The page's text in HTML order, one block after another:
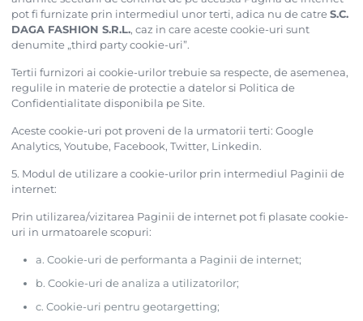
pot fi furnizate prin intermediul unor terti, adica nu de catreS.C.
DAGA FASHION S.R.L., caz in care aceste cookie-uri sunt
denumite „third party cookie-uri”.
Tertii furnizori ai cookie-urilor trebuie sa respecte, de asemenea,
regulile in materie de protectie a datelor si Politica de
Confidentialitate disponibila pe Site.
Aceste cookie-uri pot proveni de la urmatorii terti: Google
Analytics, Youtube, Facebook, Twitter, Linkedin.
5. Modul de utilizare a cookie-urilor prin intermediul Paginii de
internet:
Prin utilizarea/vizitarea Paginii de internet pot fi plasate cookie-
uri in urmatoarele scopuri:
a. Cookie-uri de performanta a Paginii de internet;
b. Cookie-uri de analiza a utilizatorilor;
c. Cookie-uri pentru geotargetting;